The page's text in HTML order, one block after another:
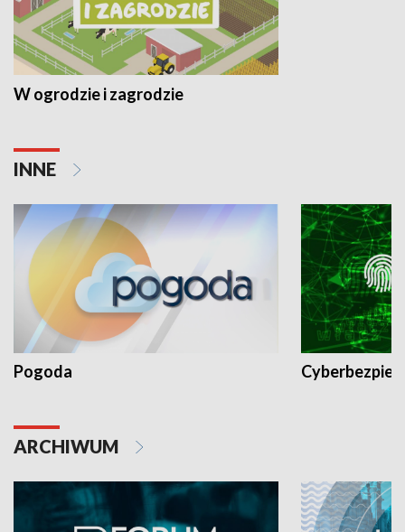
W ogrodzie i zagrodzie
INNE
Pogoda
ARCHIWUM